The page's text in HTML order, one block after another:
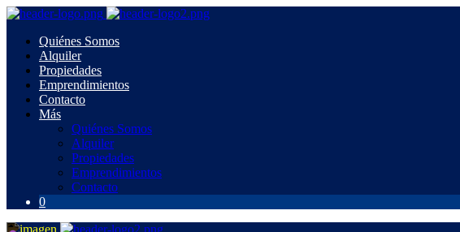
Quiénes Somos
Alquiler
Propiedades
Emprendimientos
Contacto
Más
Quiénes Somos
Alquiler
Propiedades
Emprendimientos
Contacto
0